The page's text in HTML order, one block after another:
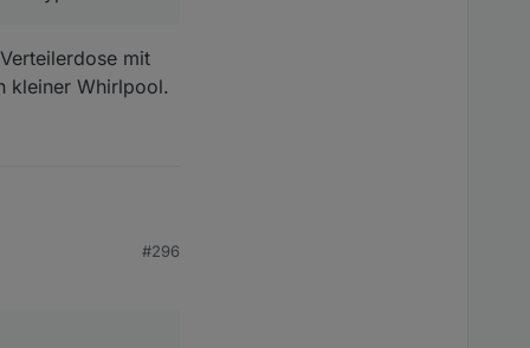
mit
kleiner Whirlpool.
mit
#296